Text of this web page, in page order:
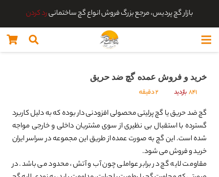
بازار گچ پردیس، مرجع بزرگ فروش انواع گچ ساختمانیرد کردن
خرید و فروش عمده گچ ضد حریق
841بازدید 2 دقیقه
گچ ضد حریق یا گچ پرلیتی محصولی افزودنی دار بوده که به دلیل کاربرد
گسترده با استقبال بی نظیری از سوی مشتریان داخلی و خارجی مواجه
شده است. این گچ به صورت عمده از طریق این مجموعه در سراسر ایران
خرید و فروش می شود.
مقاومت لایه گچ در برابر عواملی چون آب و آتش، محدود می باشد. در